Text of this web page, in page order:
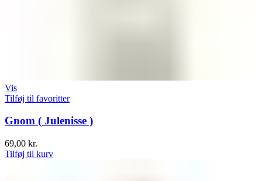
Vis
Tilføj til favoritter
Gnom ( Julenisse )
69,00 kr.
Tilføj til kurv